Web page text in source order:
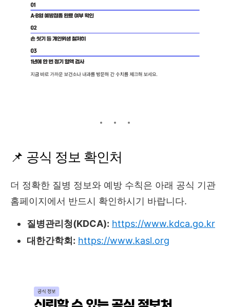
📌 공식 정보 확인처
더 정확한 질병 정보와 예방 수칙은 아래 공식 기관
홈페이지에서 반드시 확인하시기 바랍니다.
질병관리청(KDCA): https://www.kdca.go.kr
대한간학회: https://www.kasl.org